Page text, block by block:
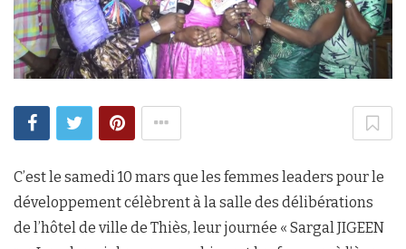
C’est le samedi 10 mars que les femmes leaders pour le
développement célèbrent à la salle des délibérations
de l’hôtel de ville de Thiès, leur journée « Sargal JIGEEN